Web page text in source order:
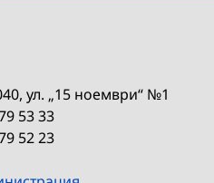
ул. „15 ноември“ №1
53 33
52 23